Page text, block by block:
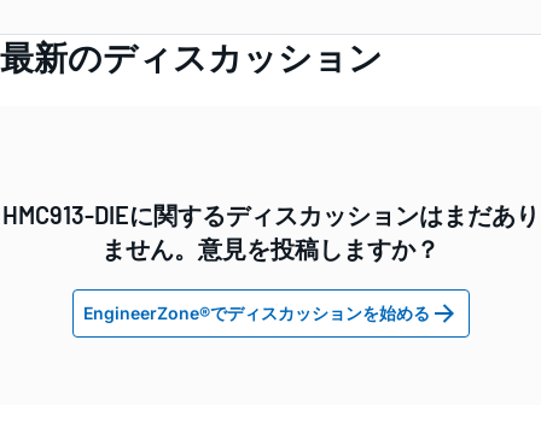
最新のディスカッション
HMC913-DIEに関するディスカッションはまだあり
ません。意見を投稿しますか？
EngineerZone®でディスカッションを始める